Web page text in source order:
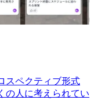
スペクティブ形式
の人に考えられてい